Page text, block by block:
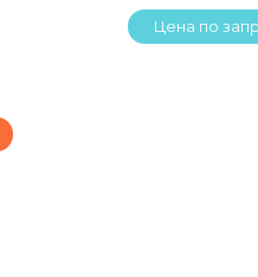
Цена по